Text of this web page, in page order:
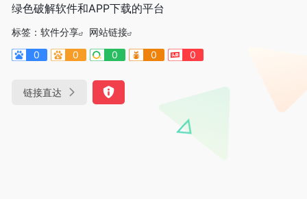
绿色破解软件和APP下载的平台
标签： 软件分享
网站链接
0
0 0 0 0
链接直达